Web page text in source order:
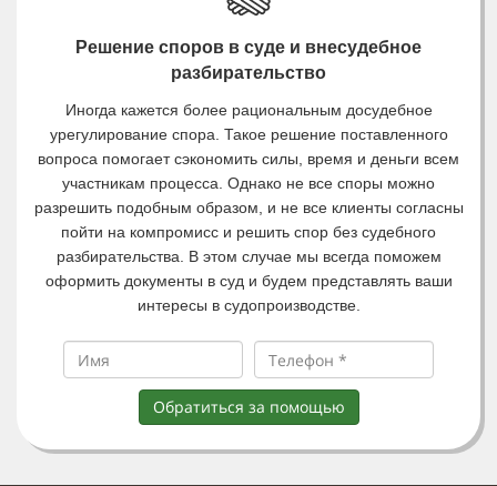
Решение споров в суде и внесудебное
разбирательство
Иногда кажется более рациональным досудебное
урегулирование спора. Такое решение поставленного
вопроса помогает сэкономить силы, время и деньги всем
участникам процесса. Однако не все споры можно
разрешить подобным образом, и не все клиенты согласны
пойти на компромисс и решить спор без судебного
разбирательства. В этом случае мы всегда поможем
оформить документы в суд и будем представлять ваши
интересы в судопроизводстве.
Обратиться за помощью